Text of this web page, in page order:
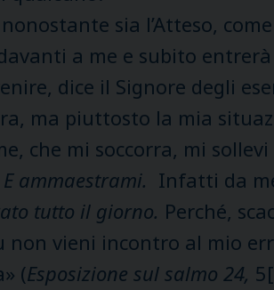
sia l’Atteso,
a me e subito
dice il Signore degli
ma piuttosto la mia
che mi soccorra, mi
E ammaestrami. Infatti da
tutto il giorno. Perché,
non vieni incontro al mio
(Esposizione sul salmo 24,